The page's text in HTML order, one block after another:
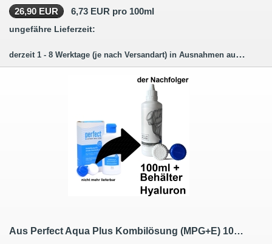
26,90 EUR 6,73 EUR pro 100ml
ungefähre Lieferzeit:
derzeit 1 - 8 Werktage (je nach Versandart) in Ausnahmen auch länger.
Aus Perfect Aqua Plus Kombilösung (MPG+E) 100ml Reiseset wird Premium Pflege Kombilösung Reiseset mit Hyaluron 100ml / 1 Behälter